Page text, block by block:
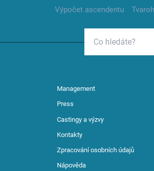
Výpočet ascendentu
Management
Press
Castingy a výzvy
Kontakty
Zpracování osobních údajů
Nápověda